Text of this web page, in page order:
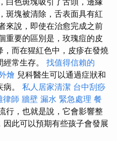
斑塊被清除，舌表面具有紅
來說，即使在治愈完成之前
重要的區別是，玫瑰痘的皮
而在猩紅色中，皮疹在發燒
常生存。 找值得信賴的
燴 兒科醫生可以通過症狀和
。 私人居家清潔 台中刮痧
律師 牆壁 漏水 緊急處理 餐
行，也就是說，它會影響整
此可以預期有些孩子會發展